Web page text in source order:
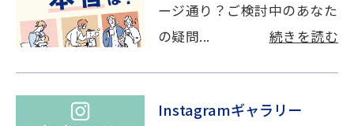
ージ通り？ご検討中のあなた
の疑問...
続きを読む
Instagramギャラリー